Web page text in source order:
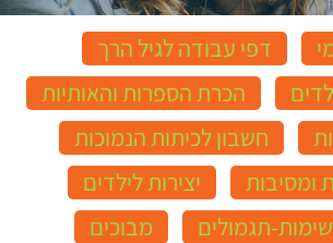
דפי עבודה לגיל הרך
הכרת הספרות והאותיות
חשבון לכיתות הנמוכות
ומסיבות
יצירות לילדים
תגמולים
מבוכים